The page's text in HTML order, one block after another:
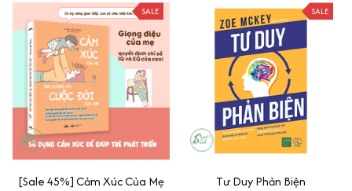
SALE
[Sale 45%] Cảm Xúc Của Mẹ
SALE
Tư Duy Phản Biện